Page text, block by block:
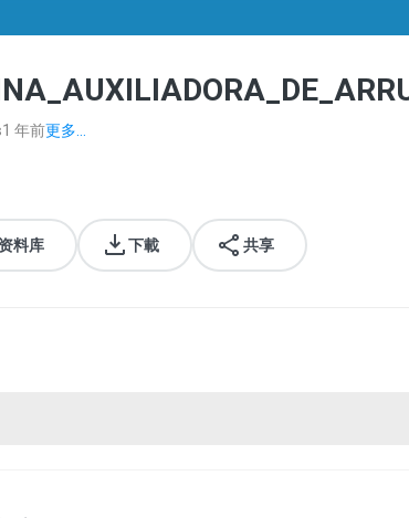
1 年前更多...
料库 下載 共享